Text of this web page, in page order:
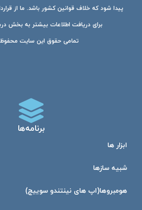
پیدا شود که خلاف قوانین کشور باشد. ما از
برای دریافت اطلاعات بیشتر به بخش
تمامی حقوق این سایت
برنامه‌ها
ابزار ها
شبیه ساز‌ها
هومبرو‌ها(اپ های نینتندو سوییچ)